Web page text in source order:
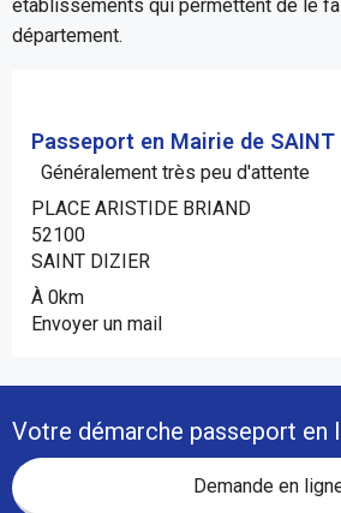
établissements qui permettent de le
département.
Passeport en Mairie de SAINT
Généralement très peu d'attente
PLACE ARISTIDE BRIAND
52100
SAINT DIZIER
À 0km
Envoyer un mail
Votre démarche passeport en
Demande en